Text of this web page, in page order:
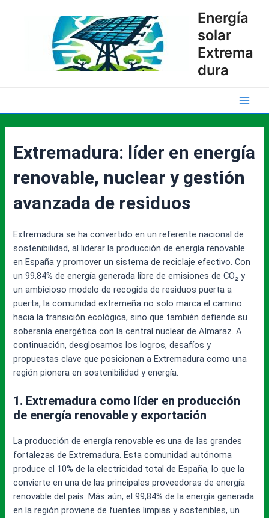
Energía
solar
Extrema
dura
Main
Extremadura: líder en energía
renovable, nuclear y gestión
avanzada de residuos
Extremadura se ha convertido en un referente nacional de
sostenibilidad, al liderar la producción de energía renovable
en España y promover un sistema de reciclaje efectivo. Con
un 99,84% de energía generada libre de emisiones de CO₂ y
un ambicioso modelo de recogida de residuos puerta a
puerta, la comunidad extremeña no solo marca el camino
hacia la transición ecológica, sino que también defiende su
soberanía energética con la central nuclear de Almaraz. A
continuación, desglosamos los logros, desafíos y
propuestas clave que posicionan a Extremadura como una
región pionera en sostenibilidad y energía.
1. Extremadura como líder en producción
de energía renovable y exportación
La producción de energía renovable es una de las grandes
fortalezas de Extremadura. Esta comunidad autónoma
produce el 10% de la electricidad total de España, lo que la
convierte en una de las principales proveedoras de energía
renovable del país. Más aún, el 99,84% de la energía generada
en la región proviene de fuentes limpias y sostenibles, un